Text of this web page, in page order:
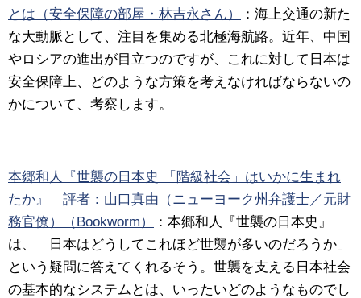
とは（安全保障の部屋・林吉永さん）
：海上交通の新た
な大動脈として、注目を集める北極海航路。近年、中国
やロシアの進出が目立つのですが、これに対して日本は
安全保障上、どのような方策を考えなければならないの
かについて、考察します。
本郷和人『世襲の日本史 「階級社会」はいかに生まれ
たか』 評者：山口真由（ニューヨーク州弁護士／元財
務官僚）（Bookworm）
：本郷和人『世襲の日本史』
は、「日本はどうしてこれほど世襲が多いのだろうか」
という疑問に答えてくれるそう。世襲を支える日本社会
の基本的なシステムとは、いったいどのようなものでし